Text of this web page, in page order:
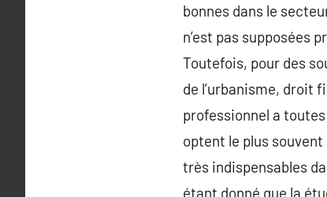
bonnes dans le
n’est pas supposées
Toutefois, pour des
de l’urbanisme, droit
professionnel a
optent le plus
très indispensables
étant donné que la